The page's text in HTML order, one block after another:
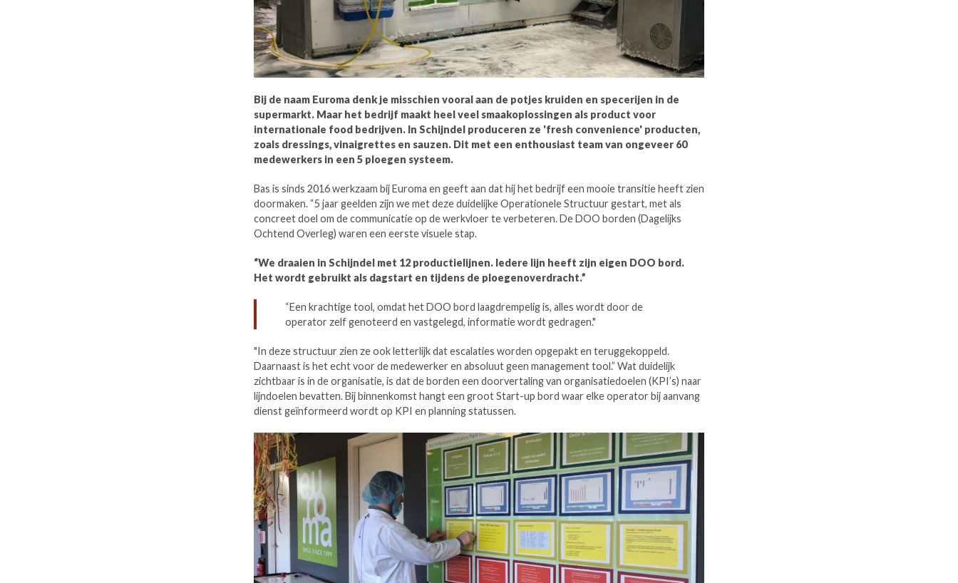
Bij de naam Euroma denk je misschien vooral aan de potjes kruiden en specerijen in de
supermarkt. Maar het bedrijf maakt heel veel smaakoplossingen als product voor
internationale food bedrijven. In Schijndel produceren ze 'fresh convenience' producten,
zoals dressings, vinaigrettes en sauzen. Dit met een enthousiast team van ongeveer 60
medewerkers in een 5 ploegen systeem.
Bas is sinds 2016 werkzaam bij Euroma en geeft aan dat hij het bedrijf een mooie transitie heeft zien
doormaken. “5 jaar geelden zijn we met deze duidelijke Operationele Structuur gestart, met als
concreet doel om de communicatie op de werkvloer te verbeteren. De DOO borden (Dagelijks
Ochtend Overleg) waren een eerste visuele stap.
“We draaien in Schijndel met 12 productielijnen. Iedere lijn heeft zijn eigen DOO bord.
Het wordt gebruikt als dagstart en tijdens de ploegenoverdracht.”
“Een krachtige tool, omdat het DOO bord laagdrempelig is, alles wordt door de
operator zelf genoteerd en vastgelegd, informatie wordt gedragen."
"In deze structuur zien ze ook letterlijk dat escalaties worden opgepakt en teruggekoppeld.
Daarnaast is het echt voor de medewerker en absoluut geen management tool.” Wat duidelijk
zichtbaar is in de organisatie, is dat de borden een doorvertaling van organisatiedoelen (KPI’s) naar
lijndoelen bevatten. Bij binnenkomst hangt een groot Start-up bord waar elke operator bij aanvang
dienst geïnformeerd wordt op KPI en planning statussen.